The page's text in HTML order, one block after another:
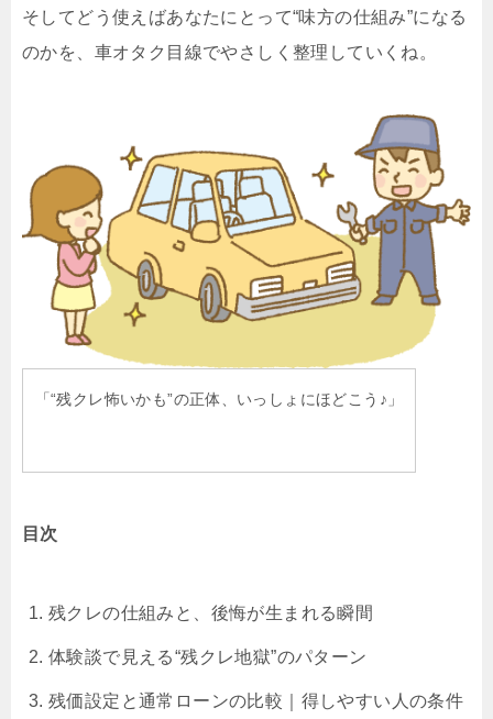
そしてどう使えばあなたにとって“味方の仕組み”になる
のかを、車オタク目線でやさしく整理していくね。
「“残クレ怖いかも”の正体、いっしょにほどこう♪」
目次
残クレの仕組みと、後悔が生まれる瞬間
体験談で見える“残クレ地獄”のパターン
残価設定と通常ローンの比較｜得しやすい人の条件